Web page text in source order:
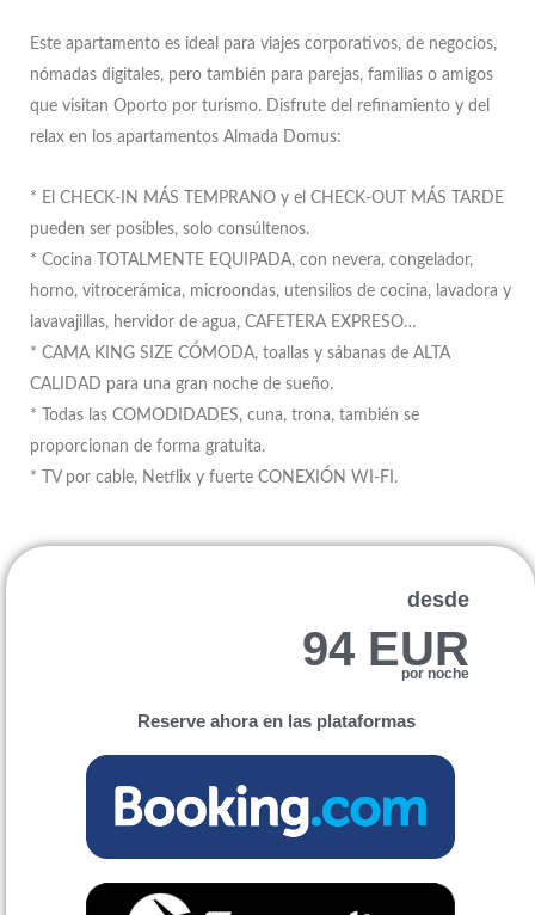
Este apartamento es ideal para viajes corporativos, de negocios,
nómadas digitales, pero también para parejas, familias o amigos
que visitan Oporto por turismo. Disfrute del refinamiento y del
relax en los apartamentos Almada Domus:
* El CHECK-IN MÁS TEMPRANO y el CHECK-OUT MÁS TARDE
pueden ser posibles, solo consúltenos.
* Cocina TOTALMENTE EQUIPADA, con nevera, congelador,
horno, vitrocerámica, microondas, utensilios de cocina, lavadora y
lavavajillas, hervidor de agua, CAFETERA EXPRESO…
* CAMA KING SIZE CÓMODA, toallas y sábanas de ALTA
CALIDAD para una gran noche de sueño.
* Todas las COMODIDADES, cuna, trona, también se
proporcionan de forma gratuita.
* TV por cable, Netflix y fuerte CONEXIÓN WI-FI.
desde
94 EUR
por noche
Reserve ahora en las plataformas